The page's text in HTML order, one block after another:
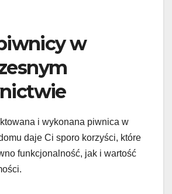
w
i wykonana piwnica w
daje Ci sporo korzyści, które
funkcjonalność, jak i wartość